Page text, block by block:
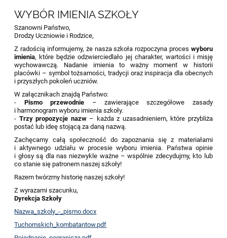
WYBÓR IMIENIA SZKOŁY
Szanowni Państwo,
Drodzy Uczniowie i Rodzice,
Z radością informujemy, że nasza szkoła rozpoczyna proces wyboru
imienia, które będzie odzwierciedlało jej charakter, wartości i misję
wychowawczą. Nadanie imienia to ważny moment w historii
placówki – symbol tożsamości, tradycji oraz inspiracja dla obecnych
i przyszłych pokoleń uczniów.
W załącznikach znajdą Państwo:
- Pismo przewodnie – zawierające szczegółowe zasady
i harmonogram wyboru imienia szkoły.
- Trzy propozycje nazw– każda z uzasadnieniem, które przybliża
postać lub ideę stojącą za daną nazwą.
Zachęcamy całą społeczność do zapoznania się z materiałami
i aktywnego udziału w procesie wyboru imienia. Państwa opinie
i głosy są dla nas niezwykle ważne – wspólnie zdecydujmy, kto lub
co stanie się patronem naszej szkoły!
Razem twórzmy historię naszej szkoły!
Z wyrazami szacunku,
Dyrekcja Szkoły
Nazwa_szkoly_-_pismo.docx
Tuchomskich_kombatantow.pdf